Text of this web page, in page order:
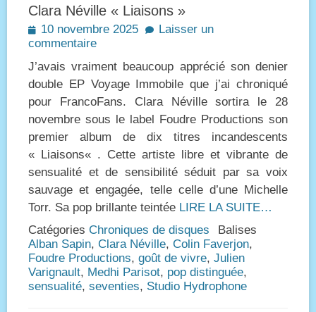
Clara Néville « Liaisons »
Posted
on
10 novembre 2025
Laisser un
commentaire
J’avais vraiment beaucoup apprécié son denier
double EP Voyage Immobile que j’ai chroniqué
pour FrancoFans. Clara Néville sortira le 28
novembre sous le label Foudre Productions son
premier album de dix titres incandescents
« Liaisons« . Cette artiste libre et vibrante de
sensualité et de sensibilité séduit par sa voix
sauvage et engagée, telle celle d’une Michelle
Torr. Sa pop brillante teintée LIRE LA SUITE…
Catégories Chroniques de disques
Balises
Alban Sapin, Clara Néville, Colin Faverjon,
Foudre Productions, goût de vivre, Julien
Varignault, Medhi Parisot, pop distinguée,
sensualité, seventies, Studio Hydrophone